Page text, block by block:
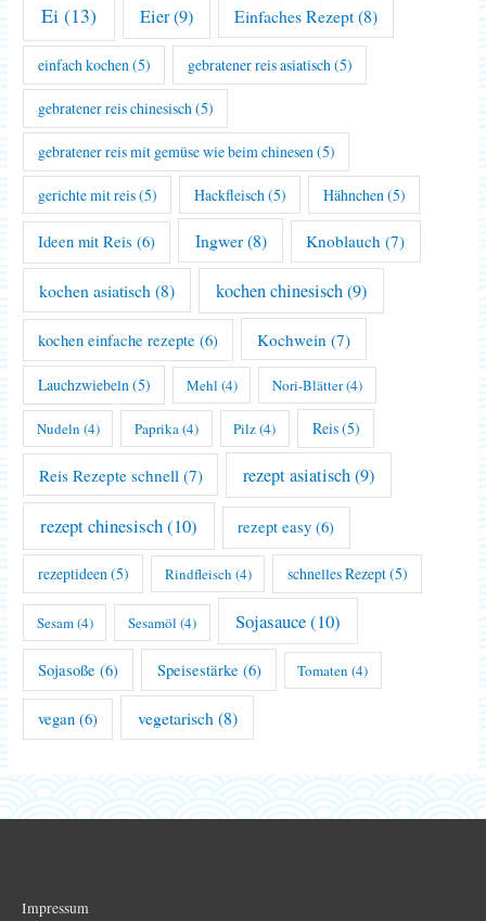
Ei (13) Eier(9) Einfaches Rezept(8)
einfach kochen(5) gebratener reis asiatisch(5)
gebratener reis chinesisch (5)
gebratener reis mit gemüse wie beim chinesen (5)
gerichte mit reis(5) Hackfleisch (5) Hähnchen (5)
Ideen mit Reis (6) Ingwer(8) Knoblauch (7)
kochen asiatisch (8) kochen chinesisch(9)
kochen einfache rezepte (6) Kochwein (7)
Lauchzwiebeln(5) Mehl (4) Nori-Blätter(4)
Nudeln (4) Paprika(4) Pilz(4) Reis(5)
Reis Rezepte schnell (7) rezept asiatisch(9)
rezept chinesisch(10) rezept easy (6)
rezeptideen (5) Rindfleisch (4) schnelles Rezept(5)
Sesam(4) Sesamöl (4) Sojasauce(10)
Sojasoße (6) Speisestärke (6) Tomaten (4)
vegan (6) vegetarisch (8)
Impressum